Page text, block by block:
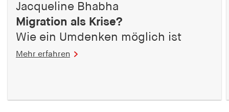
Jacqueline Bhabha
Migration als Krise?
Wie ein Umdenken möglich ist
Mehr erfahren